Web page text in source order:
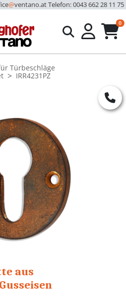
@ventano.atTelefon: 0043 662 28 11 75
0
Türbeschläge
IRR4231PZ
aus